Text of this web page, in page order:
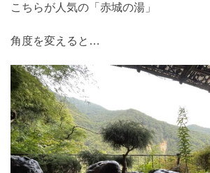
こちらが人気の「赤城の湯」
角度を変えると…